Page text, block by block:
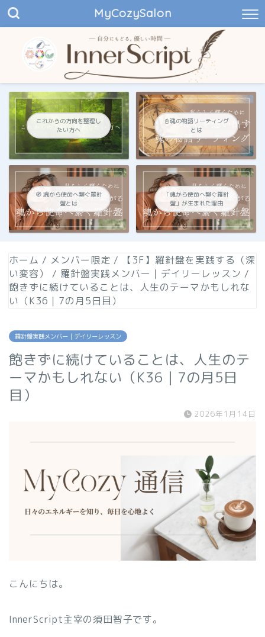
MyCozySalon
これからの方向を整理し
たい方へ
📓魂の物語リーティング
とは
🧭 魂から使命へ繋ぐ羅針
盤とは
「魂から使命へ繋ぐ羅針
盤」が生まれた理由
ホーム / メンバー限定 /
【3F】羅針盤を実践する（深
い変容）
/ 羅針盤実践メンバー｜デイリーレッスン /
飽きずに続けていることは、人生のテーマかもしれな
い（K36｜7の月5日目）
羅針盤実践メンバー｜デイリーレッスン
飽きずに続けていることは、人生のテ
ーマかもしれない（K36｜7の月5日
目）
2026年1月14日
こんにちは。
InnerScript主宰の須田智子です。